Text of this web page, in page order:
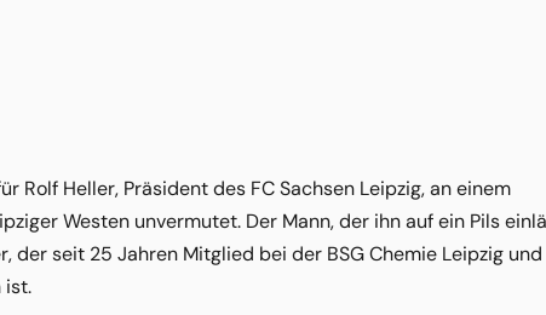
Rolf Heller, Präsident des FC Sachsen Leipzig, an einem
Westen unvermutet. Der Mann, der ihn auf ein Pils
der seit 25 Jahren Mitglied bei der BSG Chemie Leipzig
ist.